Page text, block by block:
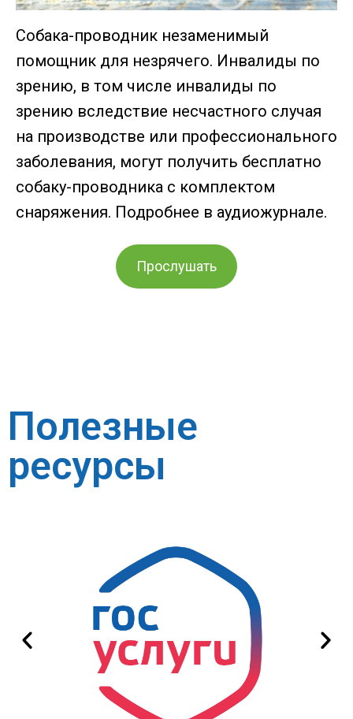
Собака-проводник незаменимый
помощник для незрячего. Инвалиды по
зрению, в том числе инвалиды по
зрению вследствие несчастного случая
на производстве или профессионального
заболевания, могут получить бесплатно
собаку-проводника с комплектом
снаряжения. Подробнее в аудиожурнале.
Прослушать
Полезные
ресурсы